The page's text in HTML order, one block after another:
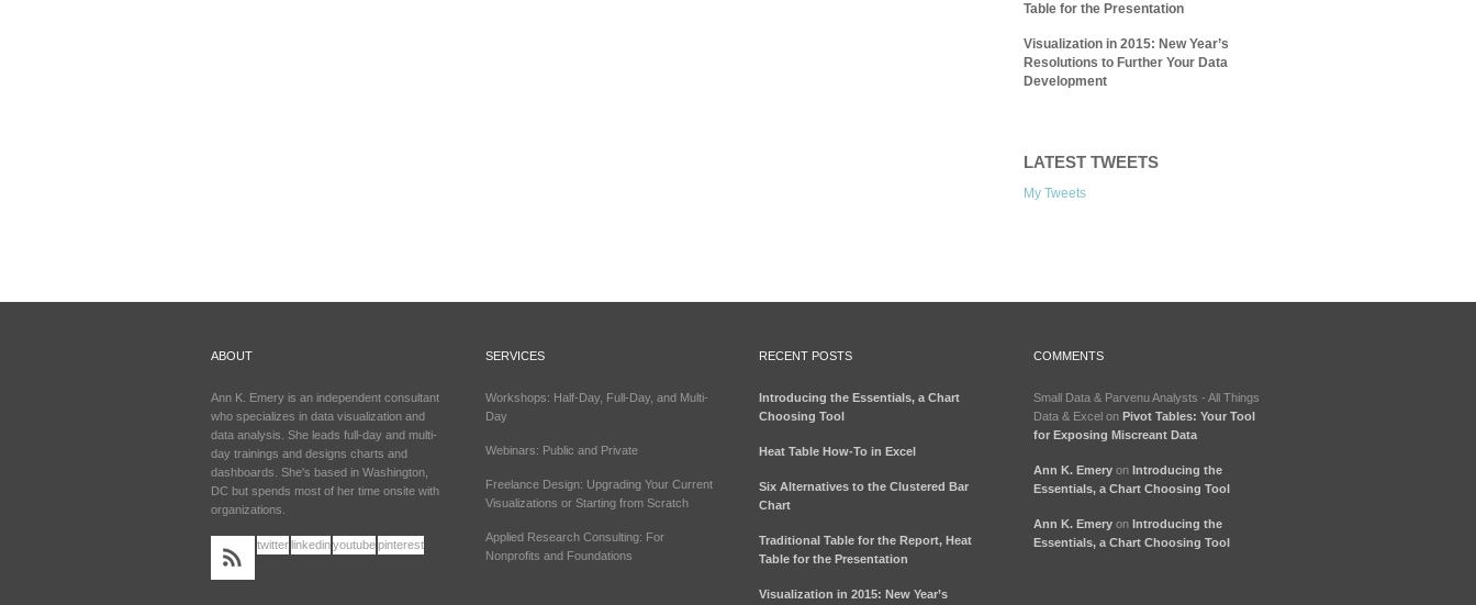
Table for the Presentation
Visualization in 2015: New Year’s
Resolutions to Further Your Data
Development
LATEST TWEETS
My Tweets
ABOUT
Ann K. Emery is an independent consultant
who specializes in data visualization and
data analysis. She leads full-day and multi-
day trainings and designs charts and
dashboards. She's based in Washington,
DC but spends most of her time onsite with
organizations.
twitterlinkedinyoutubepinterest
SERVICES
Workshops: Half-Day, Full-Day, and Multi-
Day
Webinars: Public and Private
Freelance Design: Upgrading Your Current
Visualizations or Starting from Scratch
Applied Research Consulting: For
Nonprofits and Foundations
RECENT POSTS
Introducing the Essentials, a Chart
Choosing Tool
Heat Table How-To in Excel
Six Alternatives to the Clustered Bar
Chart
Traditional Table for the Report, Heat
Table for the Presentation
Visualization in 2015: New Year’s
COMMENTS
Small Data & Parvenu Analysts - All Things
Data & Excelon Pivot Tables: Your Tool
for Exposing Miscreant Data
Ann K. Emeryon Introducing the
Essentials, a Chart Choosing Tool
Ann K. Emeryon Introducing the
Essentials, a Chart Choosing Tool